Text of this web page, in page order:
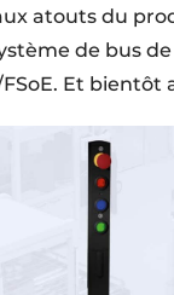
atouts du
de bus
Et bientôt